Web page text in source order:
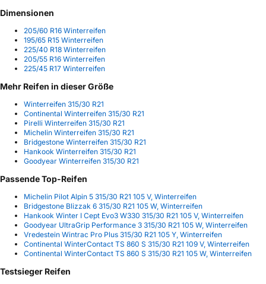
Dimensionen
205/60 R16 Winterreifen
195/65 R15 Winterreifen
225/40 R18 Winterreifen
205/55 R16 Winterreifen
225/45 R17 Winterreifen
Mehr Reifen in dieser Größe
Winterreifen 315/30 R21
Continental Winterreifen 315/30 R21
Pirelli Winterreifen 315/30 R21
Michelin Winterreifen 315/30 R21
Bridgestone Winterreifen 315/30 R21
Hankook Winterreifen 315/30 R21
Goodyear Winterreifen 315/30 R21
Passende Top-Reifen
Michelin Pilot Alpin 5 315/30 R21 105 V, Winterreifen
Bridgestone Blizzak 6 315/30 R21 105 W, Winterreifen
Hankook Winter I Cept Evo3 W330 315/30 R21 105 V, Winterreifen
Goodyear UltraGrip Performance 3 315/30 R21 105 W, Winterreifen
Vredestein Wintrac Pro Plus 315/30 R21 105 Y, Winterreifen
Continental WinterContact TS 860 S 315/30 R21 109 V, Winterreifen
Continental WinterContact TS 860 S 315/30 R21 105 W, Winterreifen
Testsieger Reifen